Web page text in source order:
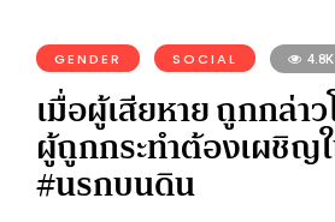
GENDER SOCIAL 4.8K
เมื่อผู้เสียหาย ถูกกล่า
ผู้ถูกกระทำต้องเผชิ
#นรกบนดิน